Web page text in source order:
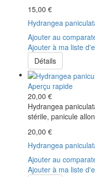
15,00 €
Hydrangea
Ajouter au
Ajouter à ma liste
Détails
Aperçu rapide
20,00 €
Hydrangea
stérile, panicule
20,00 €
Hydrangea
Ajouter au
Ajouter à ma liste